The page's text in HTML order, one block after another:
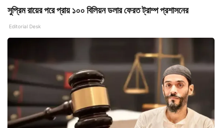
সুপ্রিম রায়ের পরে প্রায় ১০০ বিলিয়ন ডলার ফেরত ট্রাম্প প্রশাসনের
Editorial Desk